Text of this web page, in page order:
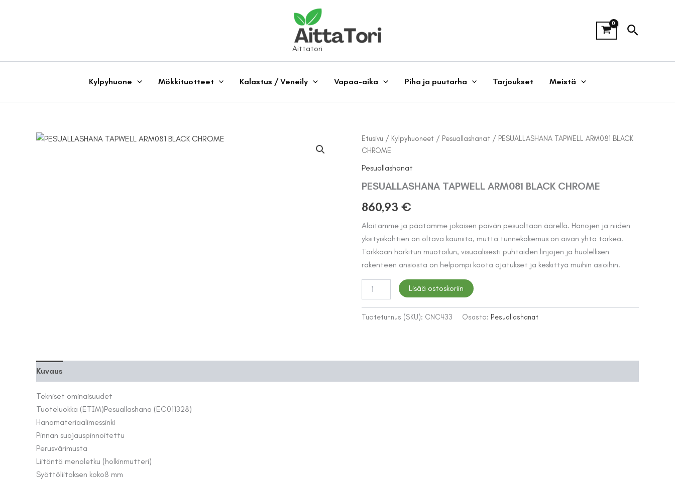
Aittatori
Hae
Kylpyhuone Mökkituotteet Kalastus / Veneily Vapaa-aika Piha ja puutarha Tarjoukset Meistä
Etusivu / Kylpyhuoneet / Pesuallashanat / PESUALLASHANA TAPWELL ARM081 BLACK
CHROME
Pesuallashanat
PESUALLASHANA TAPWELL ARM081 BLACK CHROME
860,93 €
Aloitamme ja päätämme jokaisen päivän pesualtaan äärellä. Hanojen ja niiden
yksityiskohtien on oltava kauniita, mutta tunnekokemus on aivan yhtä tärkeä.
Tarkkaan harkitun muotoilun, visuaalisesti puhtaiden linjojen ja huolellisen
rakenteen ansiosta on helpompi koota ajatukset ja keskittyä muihin asioihin.
PESUALLASHANA
TAPWELL
BLACK
Lisää ostoskoriin
Tuotetunnus (SKU): CNC433 Osasto: Pesuallashanat
Kuvaus
Tekniset ominaisuudet
Tuoteluokka (ETIM)Pesuallashana (EC011328)
Hanamateriaalimessinki
Pinnan suojauspinnoitettu
Perusvärimusta
Liitäntä menoletku (holkinmutteri)
Syöttöliitoksen koko8 mm